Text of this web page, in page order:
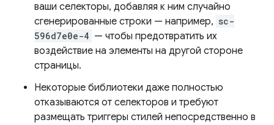
ваши селекторы, добавляя к ним случайно
сгенерированные строки — например, sc-
596d7e0e-4 — чтобы предотвратить их
воздействие на элементы на другой стороне
страницы.
Некоторые библиотеки даже полностью
отказываются от селекторов и требуют
размещать триггеры стилей непосредственно в